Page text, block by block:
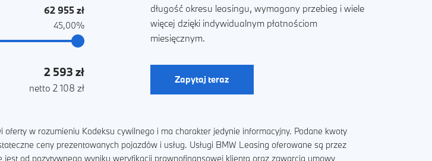
62 955 zł
45,00%
2 593 zł
netto 2 108 zł
długość okresu leasingu, wymagany przebieg i wiele
więcej dzięki indywidualnym płatnościom
miesięcznym.
Zapytaj teraz
w rozumieniu Kodeksu cywilnego i ma charakter jedynie informacyjny. Podane kwoty
ceny prezentowanych pojazdów i usług. Usługi BMW Leasing oferowane są przez
od pozytywnego wyniku weryfikacji prawnofinansowej klienta oraz zawarcia umowy